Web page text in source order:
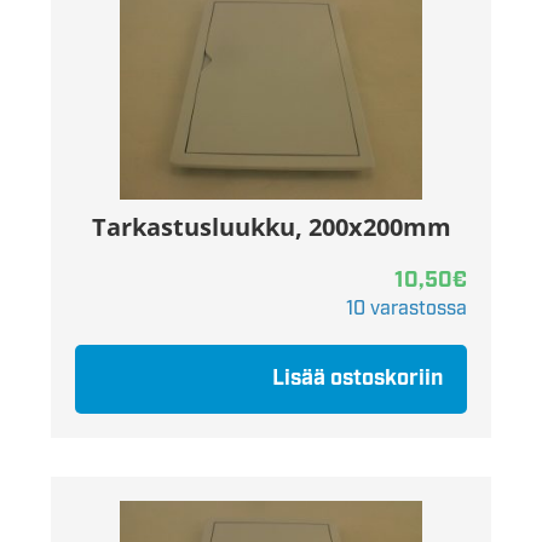
Tarkastusluukku, 200x200mm
10,50€
10 varastossa
Lisää ostoskoriin